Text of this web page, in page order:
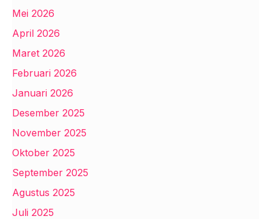
Mei 2026
April 2026
Maret 2026
Februari 2026
Januari 2026
Desember 2025
November 2025
Oktober 2025
September 2025
Agustus 2025
Juli 2025